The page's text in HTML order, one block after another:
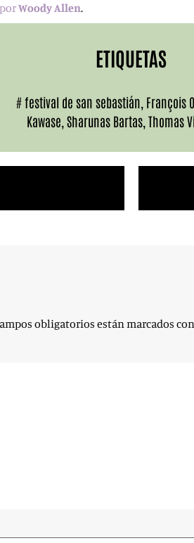
Woody Allen.
ETIQUETAS
#festival de san sebastián François
Kawase Sharunas Bartas, Thomas
obligatorios están marcados con